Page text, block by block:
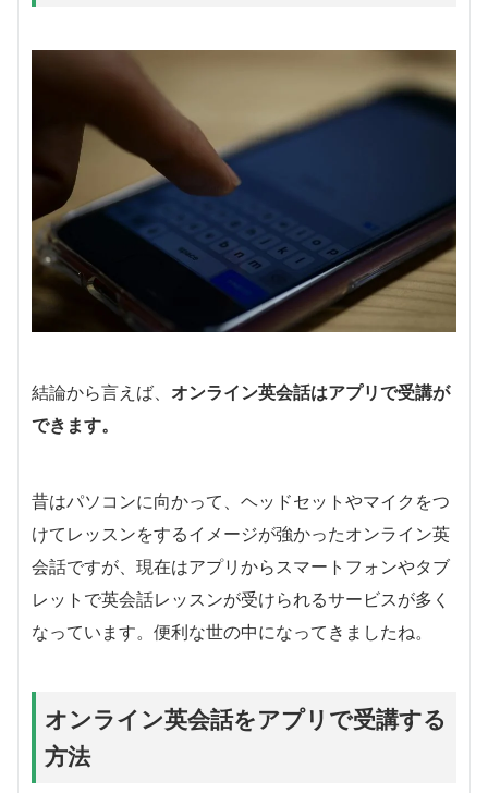
結論から言えば、 オンライン英会話はアプリで受講が
できます。
昔はパソコンに向かって、ヘッドセットやマイクをつ
けてレッスンをするイメージが強かったオンライン英
会話ですが、現在はアプリからスマートフォンやタブ
レットで英会話レッスンが受けられるサービスが多く
なっています。便利な世の中になってきましたね。
オンライン英会話をアプリで受講する
方法